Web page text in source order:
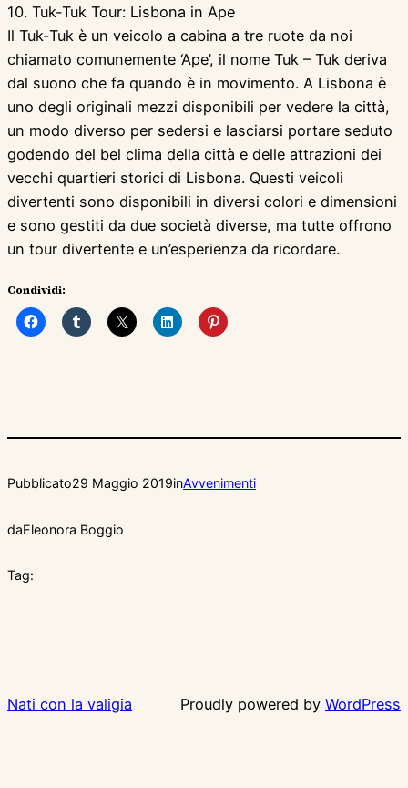
10. Tuk-Tuk Tour: Lisbona in Ape
Il Tuk-Tuk è un veicolo a cabina a tre ruote da noi
chiamato comunemente ‘Ape’, il nome Tuk – Tuk deriva
dal suono che fa quando è in movimento. A Lisbona è
uno degli originali mezzi disponibili per vedere la città,
un modo diverso per sedersi e lasciarsi portare seduto
godendo del bel clima della città e delle attrazioni dei
vecchi quartieri storici di Lisbona. Questi veicoli
divertenti sono disponibili in diversi colori e dimensioni
e sono gestiti da due società diverse, ma tutte offrono
un tour divertente e un’esperienza da ricordare.
Condividi:
Pubblicato29 Maggio 2019inAvvenimenti
daEleonora Boggio
Tag:
Nati con la valigia Proudly powered by WordPress